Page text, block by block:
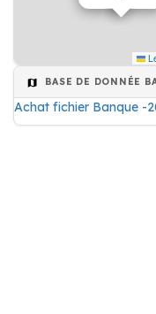
BASE DE DONNÉE
Achat fichier Banque -